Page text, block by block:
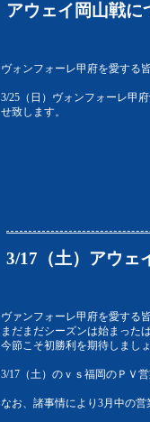
アウェイ岡山戦に
ヴォンフォーレ甲府を愛する
3/25（日）ヴォンフォーレ甲
せ致します。
3/17（土）アウェ
ヴァンフォーレ甲府を愛する
まだまだシーズンは始まった
今節こそ初勝利を期待しまし
3/17（土）のｖｓ福岡のＰＶ
なお、諸事情により3月中の営